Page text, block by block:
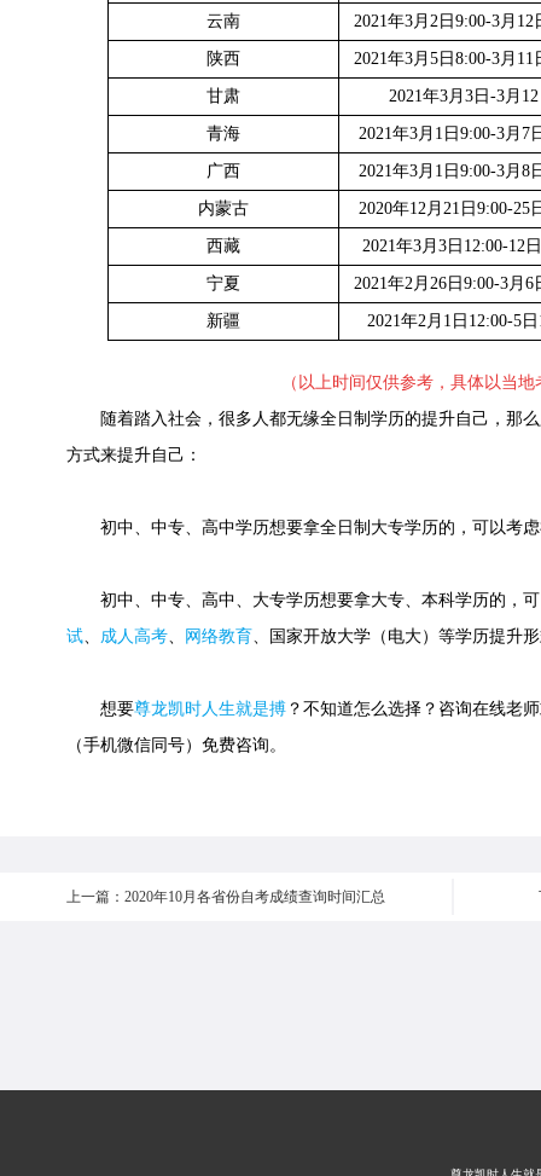
云南 2021年3月2日9:00-3月12
陕西 2021年3月5日8:00-3月11
甘肃 2021年3月3日-3月
青海 2021年3月1日9:00-3月7
广西 2021年3月1日9:00-3月8
内蒙古 2020年12月21日9:00-25
西藏 2021年3月3日12:00-12
宁夏 2021年2月26日9:00-3月6
新疆 2021年2月1日12:00-5日
（以上时间仅供参考，具体以当地
随着踏入社会，很多人都无缘全日制学历的提升自己，那
方式来提升自己：
初中、中专、高中学历想要拿全日制大专学历的，可以考虑
初中、中专、高中、大专学历想要拿大专、本科学历的，可
试、 成人高考、 网络教育、国家开放大学（电大）等学历提升
想要尊龙凯时人生就是搏 ？不知道怎么选择？咨询在线老
（手机微信同号）免费咨询。
上一篇：2020年10月各省份自考成绩查询时间汇总